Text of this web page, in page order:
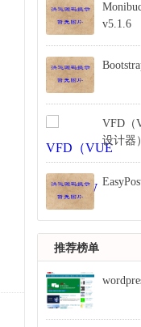
v5.1.6
VFD（
设计器
推荐榜单